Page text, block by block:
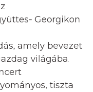
Georgikon
amely bevezet
világába.
tiszta